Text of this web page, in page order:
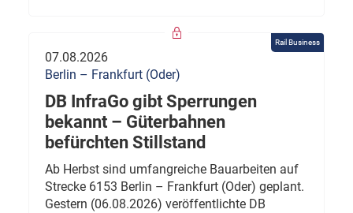
Rail Business
07.08.2026
Berlin – Frankfurt (Oder)
DB InfraGo gibt Sperrungen
bekannt – Güterbahnen
befürchten Stillstand
Ab Herbst sind umfangreiche Bauarbeiten auf
Strecke 6153 Berlin – Frankfurt (Oder) geplant.
Gestern (06.08.2026) veröffentlichte DB